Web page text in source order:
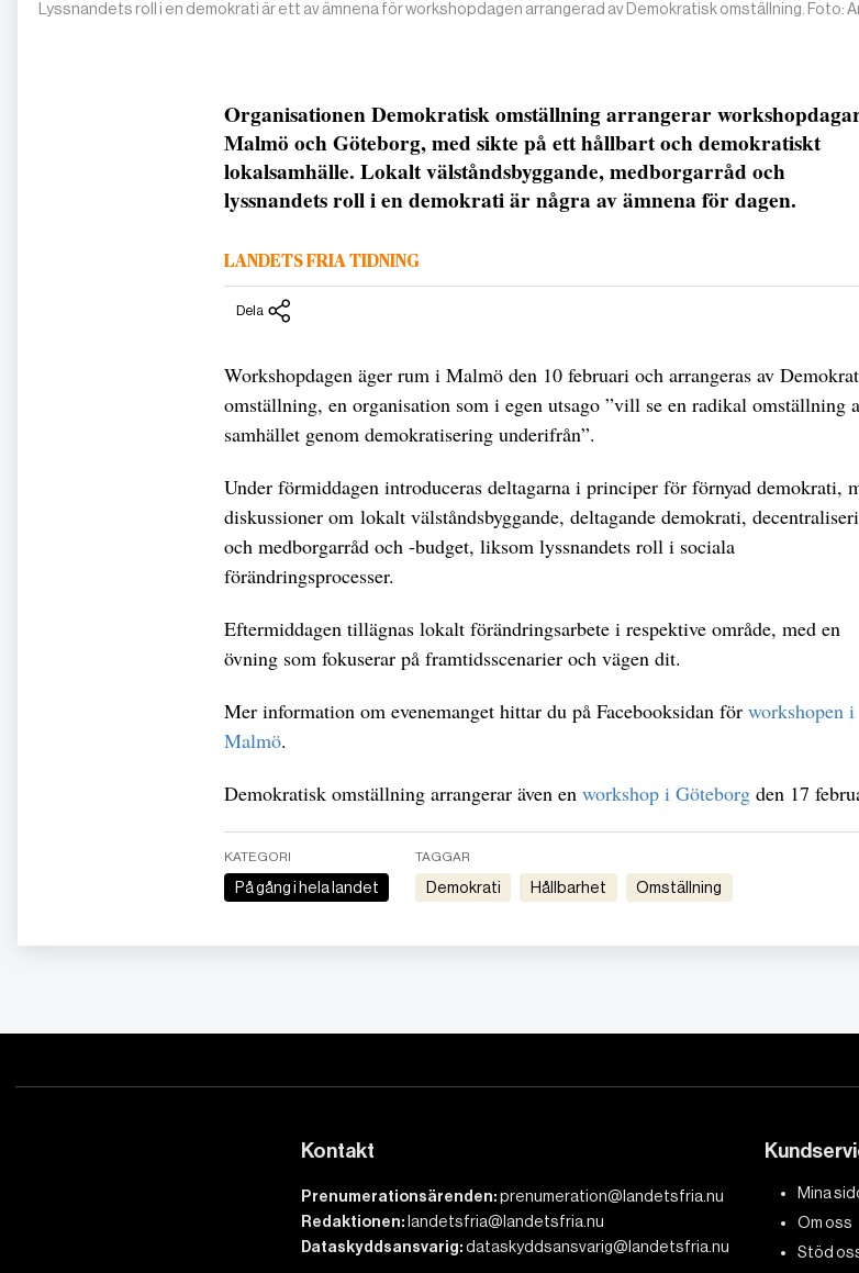
Lyssnandets roll i en demokrati är ett av ämnena för workshopdagen arrangerad av Demokratisk omställning. Foto:
Organisationen Demokratisk omställning arrangerar
Malmö och Göteborg, med sikte på ett hållbart och demokratiskt
lokalsamhälle. Lokalt välståndsbyggande, medborgarråd och
lyssnandets roll i en demokrati är några av ämnena för dagen.
LANDETS FRIA TIDNING
Dela
Workshopdagen äger rum i Malmö den 10 februari och arrangeras av
omställning, en organisation som i egen utsago ”vill se en radikal omställning
samhället genom demokratisering underifrån”.
Under förmiddagen introduceras deltagarna i principer för förnyad demokrati,
diskussioner om lokalt välståndsbyggande, deltagande demokrati,
och medborgarråd och -budget, liksom lyssnandets roll i sociala
förändringsprocesser.
Eftermiddagen tillägnas lokalt förändringsarbete i respektive område, med en
övning som fokuserar på framtidsscenarier och vägen dit.
Mer information om evenemanget hittar du på Facebooksidan för workshopen i
Malmö.
Demokratisk omställning arrangerar även en workshop i Göteborg den 17
KATEGORI
På gång i hela landet
TAGGAR
Demokrati Hållbarhet Omställning
Kontakt
Prenumerationsärenden:prenumeration@landetsfria.nu
Redaktionen:landetsfria@landetsfria.nu
Dataskyddsansvarig:dataskyddsansvarig@landetsfria.nu
Mina
Om oss
Stöd